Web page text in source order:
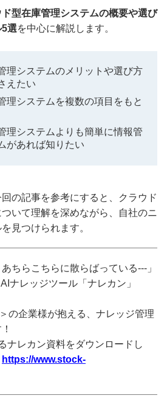
ド型在庫管理システムの概要や選び
選を中心に解説します。
理システムのメリットや選び方
えたい
理システムを複数の項目をもと
理システムよりも簡単に情報管
があれば知りたい
の記事を参考にすると、クラウド
いて理解を深めながら、自社のニ
見つけられます。
ちらこちらに散らばっている---」
ナレッジツール「ナレカン」
の企業様が抱える、ナレッジ管理
ナレカン資料をダウンロードし
https://www.stock-